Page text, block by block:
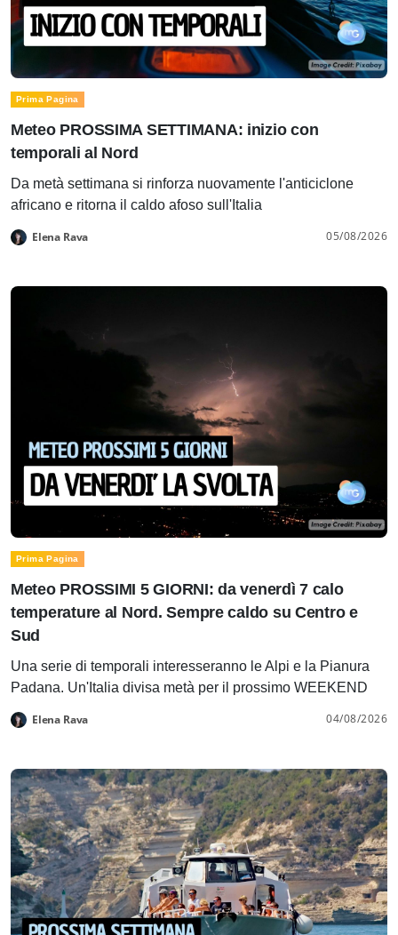
Prima Pagina
Meteo PROSSIMA SETTIMANA: inizio con
temporali al Nord
Da metà settimana si rinforza nuovamente l'anticiclone
africano e ritorna il caldo afoso sull'Italia
Elena Rava 05/08/2026
Prima Pagina
Meteo PROSSIMI 5 GIORNI: da venerdì 7 calo
temperature al Nord. Sempre caldo su Centro e
Sud
Una serie di temporali interesseranno le Alpi e la Pianura
Padana. Un'Italia divisa metà per il prossimo WEEKEND
Elena Rava 04/08/2026